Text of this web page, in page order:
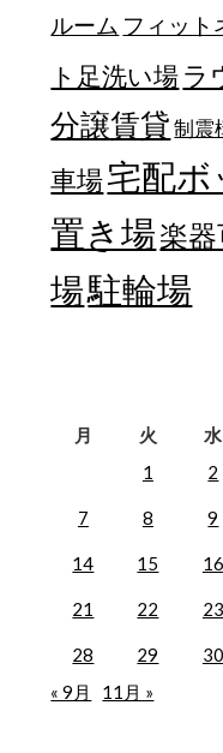
ルーム フィット
ト足洗い場 ラ
分譲賃貸 制震
車場宅配ボ
置き場楽
場駐輪場
月 火 水
1
2
7 8 9
14 15 16
21 22 23
28 29 30
« 9月
11月 »